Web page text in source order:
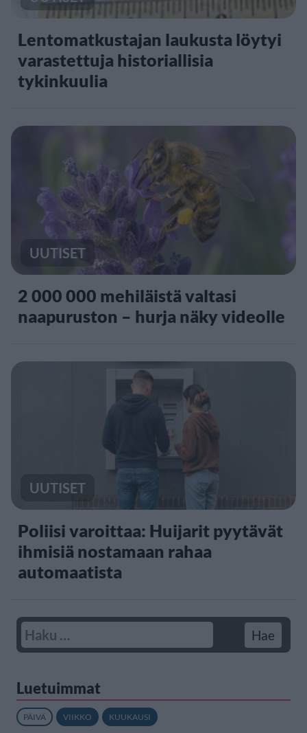
Lentomatkustajan laukusta löytyi
varastettuja historiallisia
tykinkuulia
UUTISET
2 000 000 mehiläistä valtasi
naapuruston – hurja näky videolle
UUTISET
Poliisi varoittaa: Huijarit pyytävät
ihmisiä nostamaan rahaa
automaatista
Luetuimmat
PÄIVÄ VIIKKO KUUKAUSI